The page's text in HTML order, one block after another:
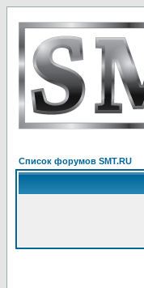
Список форумов SMT.RU